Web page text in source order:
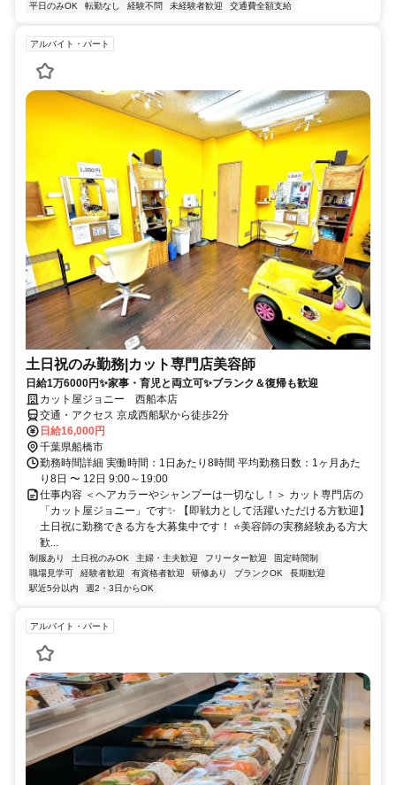
平日のみOK
転勤なし 経験不問 未経験者歓迎 交通費全額支給
アルバイト・パート
土日祝のみ勤務|カット専門店美容師
日給1万6000円✨家事・育児と両立可✨ブランク＆復帰も歓迎
カット屋ジョニー 西船本店
交通・アクセス 京成西船駅から徒歩2分
日給16,000円
千葉県船橋市
勤務時間詳細 実働時間：1日あたり8時間 平均勤務日数：1ヶ月あた
り8日 〜 12日 9:00～19:00
仕事内容 ＜ヘアカラーやシャンプーは一切なし！＞ カット専門店の
「カット屋ジョニー」です✨ 【即戦力として活躍いただける方歓迎】
土日祝に勤務できる方を大募集中です！ ⭐美容師の実務経験ある方大
歓...
制服あり 土日祝のみOK 主婦・主夫歓迎 フリーター歓迎
固定時間制
職場見学可
経験者歓迎 有資格者歓迎 研修あり ブランクOK
長期歓迎
駅近5分以内
週2・3日からOK
アルバイト・パート